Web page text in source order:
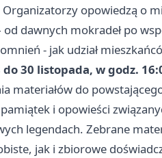
opowiedzą o
dawnych mokradeł po
- jak udział
do 30 listopada, w godz.
materiałów do
i opowieści
legendach. Zebrane
jak i zbiorowe